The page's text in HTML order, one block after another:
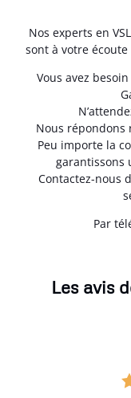
Nos experts en
sont à votre
Vous avez
Nous répondons
Peu importe la
garantissons
Contactez-nous
Par
Les avis